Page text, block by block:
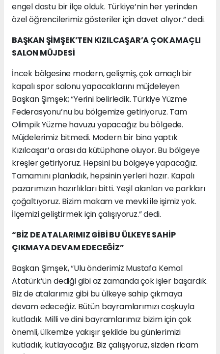
engel dostu bir ilçe olduk. Türkiye’nin her yerinden
özel öğrencilerimiz gösteriler için davet alıyor.” dedi.
BAŞKAN ŞİMŞEK’TEN KIZILCAŞAR’A ÇOK AMAÇLI
SALON MÜJDESİ
İncek bölgesine modern, gelişmiş, çok amaçlı bir
kapalı spor salonu yapacaklarını müjdeleyen
Başkan Şimşek; “Yerini belirledik. Türkiye Yüzme
Federasyonu’nu bu bölgemize getiriyoruz. Tam
Olimpik Yüzme havuzu yapacağız bu bölgede.
Müjdelerimiz bitmedi. Modern bir bina yaptık
Kızılcaşar’a orası da kütüphane oluyor. Bu bölgeye
kreşler getiriyoruz. Hepsini bu bölgeye yapacağız.
Tamamını planladık, hepsinin yerleri hazır. Kapalı
pazarımızın hazırlıkları bitti. Yeşil alanları ve parkları
çoğaltıyoruz. Bizim makam ve mevki ile işimiz yok.
İlçemizi geliştirmek için çalışıyoruz.” dedi.
“BİZ DE ATALARIMIZ GİBİ BU ÜLKEYE SAHİP
ÇIKMAYA DEVAM EDECEĞİZ”
Başkan Şimşek, “Ulu önderimiz Mustafa Kemal
Atatürk’ün dediği gibi az zamanda çok işler başardık.
Biz de atalarımız gibi bu ülkeye sahip çıkmaya
devam edeceğiz. Bütün bayramlarımızı coşkuyla
kutladık. Milli ve dini bayramlarımız bizim için çok
önemli, ülkemize yakışır şekilde bu günlerimizi
kutladık, kutlayacağız. Biz çalışıyoruz, sizden ricam